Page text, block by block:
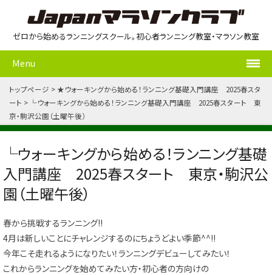
ゼロから始めるランニングスクール。初心者ランニング教室・マラソン教室
Menu
トップページ
★ウォーキングから始める！ランニング基礎入門講座 2025春スタ
ート
└ウォーキングから始める！ランニング基礎入門講座 2025春スタート 東
京・駒沢公園（土曜午後）
└ウォーキングから始める！ランニング基礎
入門講座 2025春スタート 東京・駒沢公
園（土曜午後）
春から挑戦するランニング!!
4月は新しいことにチャレンジするのにちょうどよい季節^^!!
今年こそ走れるようになりたい！ランニングデビューしてみたい！
これからランニングを始めてみたい方・初心者の方向けの